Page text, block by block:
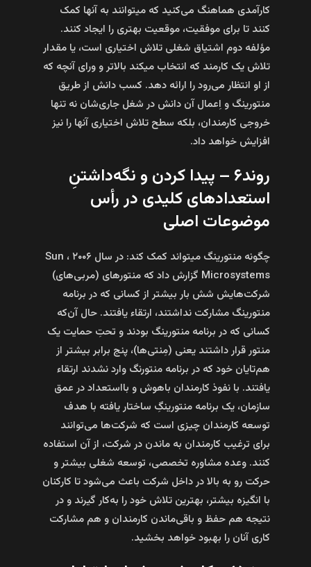
کارآمدی هماهنگ می‌کنید که می­توانند به آن­ها کمک
کنند تا برای موفقیت، موقعیت بهتری را ایجاد کنند.
مؤلفه دوم اشتیاق شغلی تلاش اختیاری است، یا مقدار
تلاش یک کارمند که انتخاب می­کند بالاتر و ورای آنچه که
از او انتظار می‌رود را ارائه دهد. کسب دانش از طریق
منتورینگ و اِعمال آن دانش در شغل جاری‌شان نه تنها
خروجی کارمندان، بلکه سطح تلاش اختیاری آن­ها را نیز
افزایش خواهد داد.
روند۶ – پیدا کردن و نگه‌داشتنِ
استعدادهای کلیدی در رأس
موضوعات اصلی
چگونه منتورینگ می­تواند کمک کند: در سال ۲۰۰۶ ، Sun
Microsystems گزارش داد که منتورهای (مربی‌های)
شرکت‌هایش شش بار بیشتر از کسانی که در برنامه
منتورینگ مشارکت نداشتند، ارتقاء یافتند. حال آن‌که
کسانی که در برنامه منتورینگ بودند و تحتِ حمایت یک
منتور قرار داشتند یعنی (مِنتی‌‌ها)، پنج برابر بیشتر از
هم‌تایان خود که در برنامه منتورنگ وارد نشدند ارتقاء
یافتند. با نفوذ کارمندان باهوش و بااستعداد در عمق
سازمان، یک برنامه منتورینگِ ساختار یافته با هدف
توسعه کارمندان چیزی است که شرکت‌ها می‌توانند
برای ترغیب کارمندان به ماندن در شرکت، از آن استفاده
کنند. وعده مشاوره تخصصی، توسعه شغلی بیشتر و
حرکت رو به بالا در داخل شرکت باعث می‌شود تا کارکنان
با انگیزه بیشتر، بهترین تلاش خود را به‌کار گیرند و در
نتیجه هم حفظ و باقی‌ماندن کارمندان و هم مشارکت
کاری آنان را بهبود خواهد بخشید.